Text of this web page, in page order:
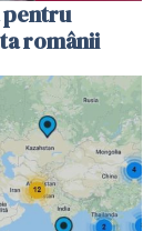
pentru
românii